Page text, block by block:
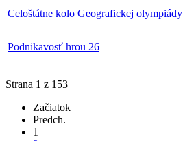
Celoštátne kolo Geografickej olympiády
Podnikavosť hrou 26
Strana 1 z 153
Začiatok
Predch.
1